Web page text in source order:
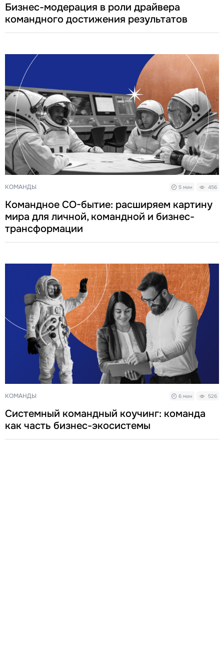
Бизнес-модерация в роли драйвера
командного достижения результатов
КОМАНДЫ 5 мин 456
Командное СО-бытие: расширяем картину
мира для личной, командной и бизнес-
трансформации
КОМАНДЫ 6 мин 526
Системный командный коучинг: команда
как часть бизнес-экосистемы